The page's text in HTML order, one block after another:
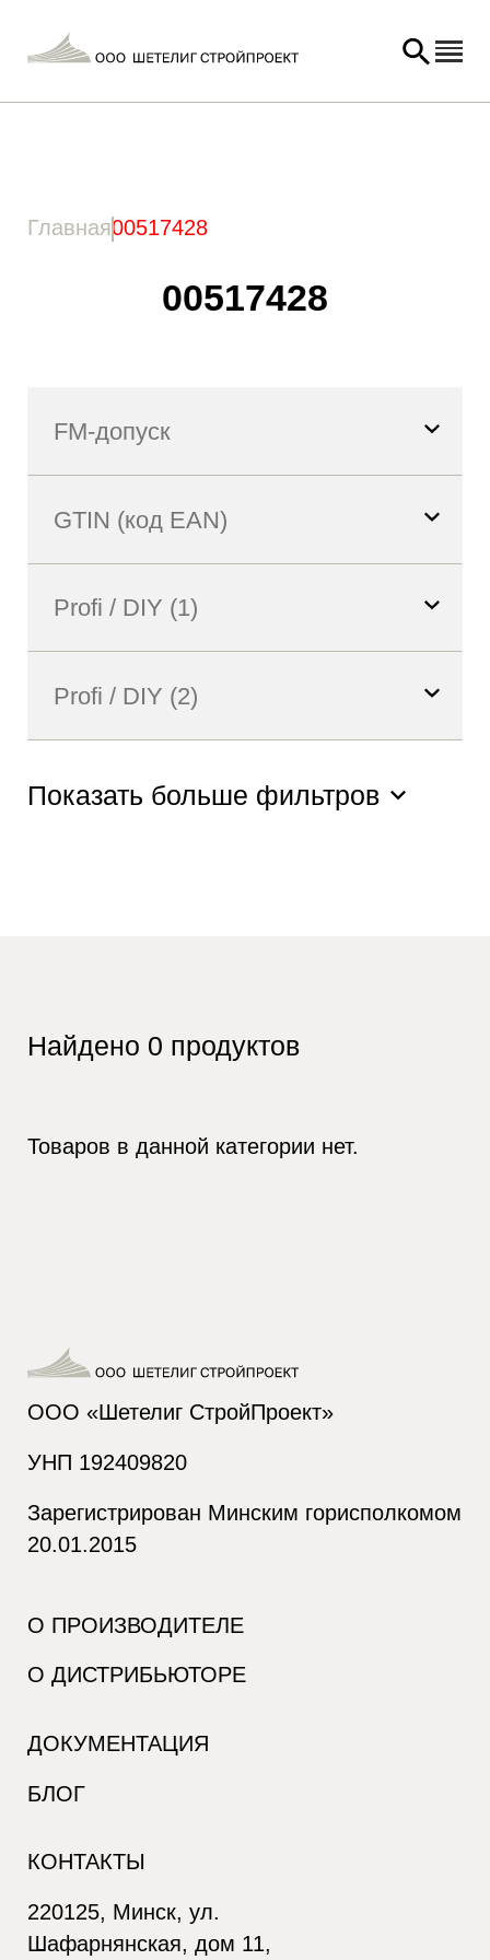
Главная00517428
00517428
Показать больше фильтров
Найдено 0 продуктов
Товаров в данной категории нет.
ООО «Шетелиг СтройПроект»
УНП 192409820
Зарегистрирован Минским горисполкомом
20.01.2015
О ПРОИЗВОДИТЕЛЕ
О ДИСТРИБЬЮТОРЕ
ДОКУМЕНТАЦИЯ
БЛОГ
КОНТАКТЫ
220125, Минск, ул.
Шафарнянская, дом 11,